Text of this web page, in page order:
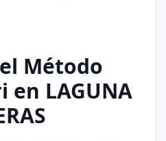
Método
en LAGUNA